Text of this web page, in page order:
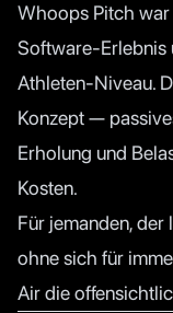
Whoops Pitch
Software-Erlebnis
Athleten-Niveau.
Konzept —
Erholung und
Kosten.
Für jemanden,
ohne sich für
Air die